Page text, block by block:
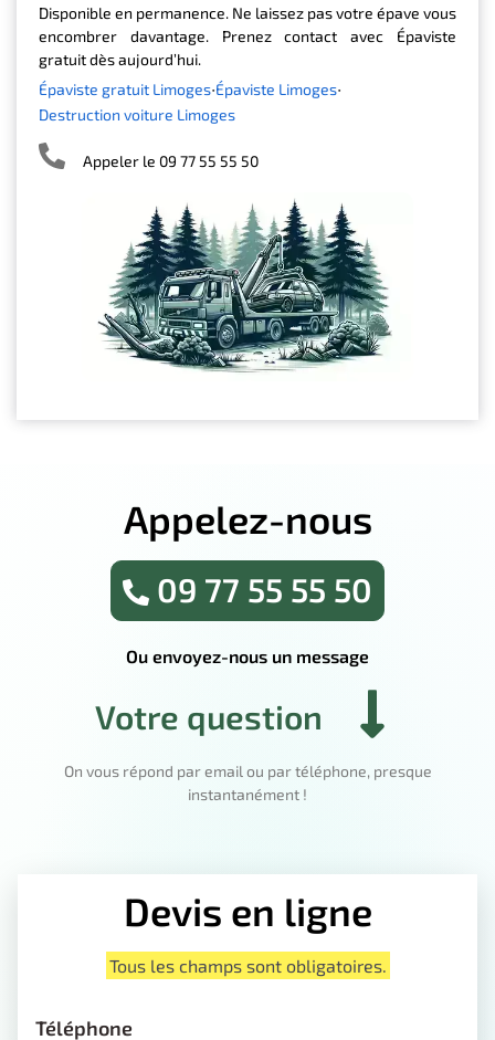
Disponible en permanence. Ne laissez pas votre épave vous
encombrer davantage. Prenez contact avec Épaviste
gratuit dès aujourd’hui.
Épaviste gratuit Limoges
Épaviste Limoges
Destruction voiture Limoges
Appeler le 09 77 55 55 50
Appelez-nous
09 77 55 55 50
Ou envoyez-nous un message
Votre question
On vous répond par email ou par téléphone, presque
instantanément !
Devis en ligne
Tous les champs sont obligatoires.
Téléphone